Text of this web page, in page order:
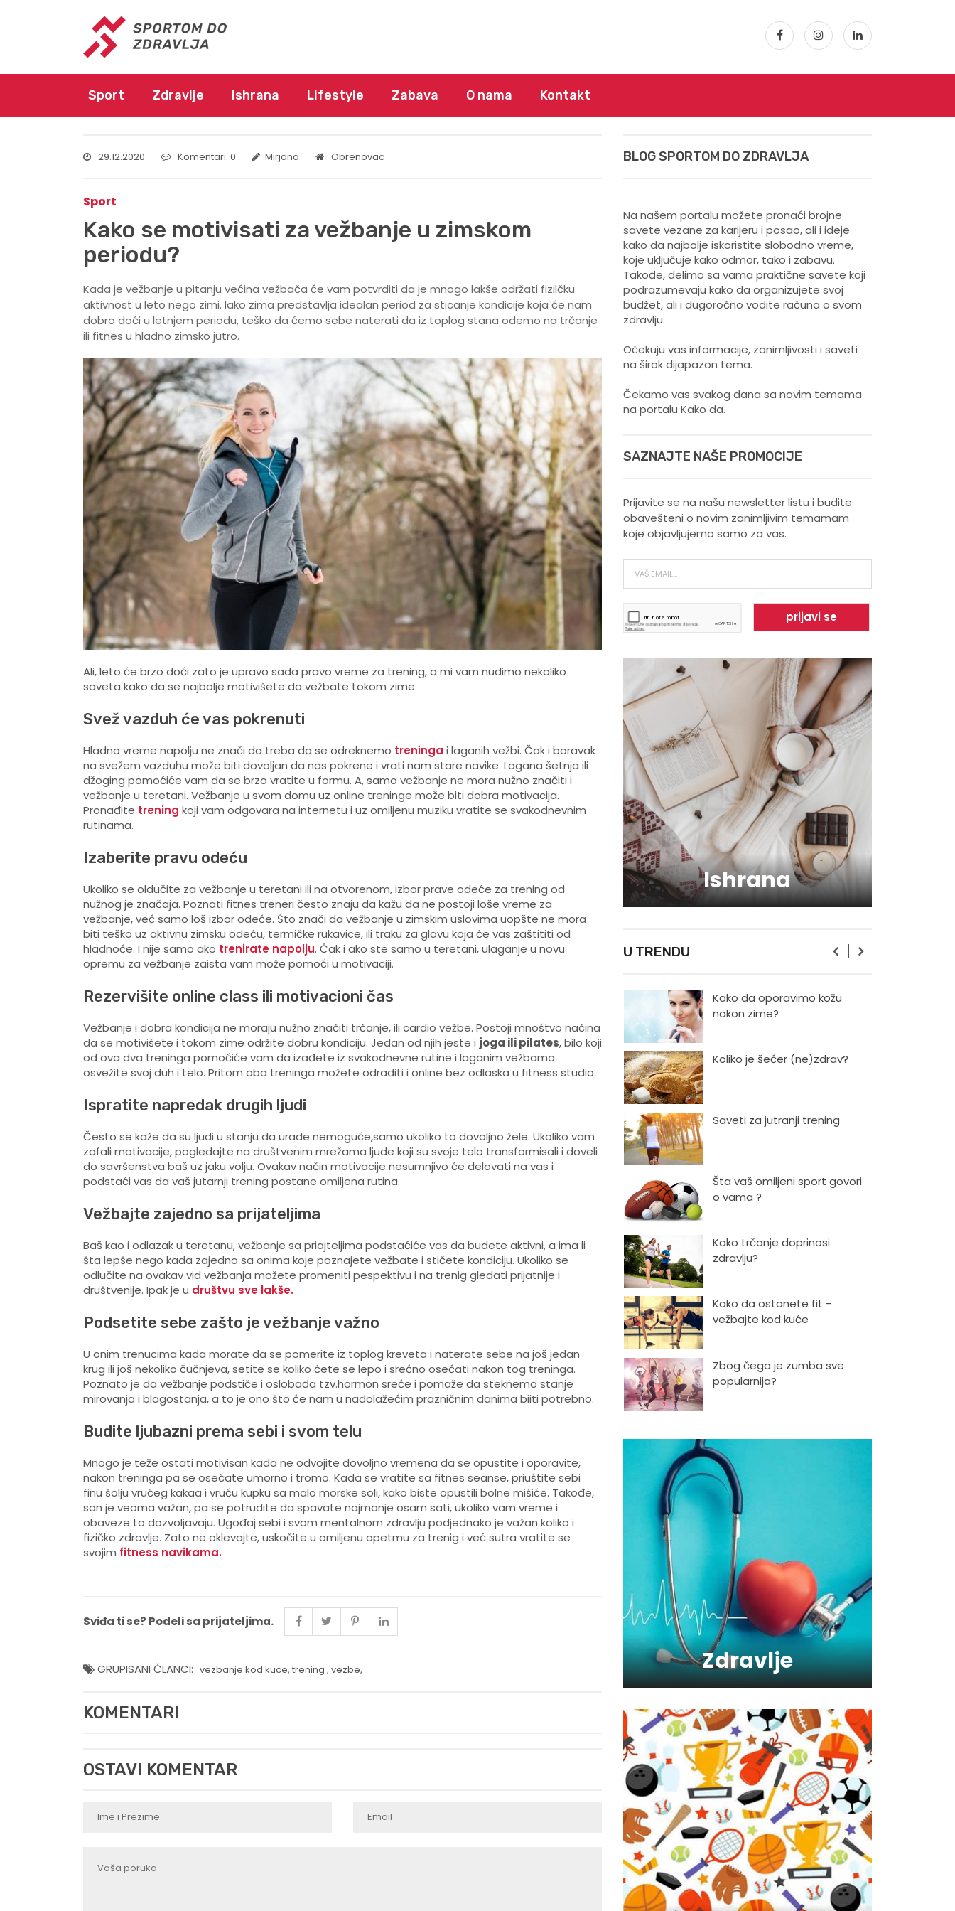
Sport Zdravlje Ishrana Lifestyle Zabava O nama Kontakt
29.12.2020 Komentari: 0 Mirjana Obrenovac
Sport
Kako se motivisati za vežbanje u zimskom
periodu?
Kada je vežbanje u pitanju većina vežbača će vam potvrditi da je mnogo lakše održati fizilčku
aktivnost u leto nego zimi. Iako zima predstavlja idealan period za sticanje kondicije koja će nam
dobro doći u letnjem periodu, teško da ćemo sebe naterati da iz toplog stana odemo na trčanje
ili fitnes u hladno zimsko jutro.
Ali, leto će brzo doći zato je upravo sada pravo vreme za trening, a mi vam nudimo nekoliko
saveta kako da se najbolje motivišete da vežbate tokom zime.
Svež vazduh će vas pokrenuti
Hladno vreme napolju ne znači da treba da se odreknemo treninga i laganih vežbi. Čak i boravak
na svežem vazduhu može biti dovoljan da nas pokrene i vrati nam stare navike. Lagana šetnja ili
džoging pomoćiće vam da se brzo vratite u formu. A, samo vežbanje ne mora nužno značiti i
vežbanje u teretani. Vežbanje u svom domu uz online treninge može biti dobra motivacija.
Pronađite trening koji vam odgovara na internetu i uz omiljenu muziku vratite se svakodnevnim
rutinama.
Izaberite pravu odeću
Ukoliko se oldučite za vežbanje u teretani ili na otvorenom, izbor prave odeće za trening od
nužnog je značaja. Poznati fitnes treneri često znaju da kažu da ne postoji loše vreme za
vežbanje, već samo loš izbor odeće. Što znači da vežbanje u zimskim uslovima uopšte ne mora
biti teško uz aktivnu zimsku odeću, termičke rukavice, ili traku za glavu koja će vas zaštititi od
hladnoće. I nije samo ako trenirate napolju. Čak i ako ste samo u teretani, ulaganje u novu
opremu za vežbanje zaista vam može pomoći u motivaciji.
Rezervišite online class ili motivacioni čas
Vežbanje i dobra kondicija ne moraju nužno značiti trčanje, ili cardio vežbe. Postoji mnoštvo načina
da se motivišete i tokom zime održite dobru kondiciju. Jedan od njih jeste i joga ili pilates, bilo koji
od ova dva treninga pomoćiće vam da izađete iz svakodnevne rutine i laganim vežbama
osvežite svoj duh i telo. Pritom oba treninga možete odraditi i online bez odlaska u fitness studio.
Ispratite napredak drugih ljudi
Često se kaže da su ljudi u stanju da urade nemoguće,samo ukoliko to dovoljno žele. Ukoliko vam
zafali motivacije, pogledajte na društvenim mrežama ljude koji su svoje telo transformisali i doveli
do savršenstva baš uz jaku volju. Ovakav način motivacije nesumnjivo će delovati na vas i
podstaći vas da vaš jutarnji trening postane omiljena rutina.
Vežbajte zajedno sa prijateljima
Baš kao i odlazak u teretanu, vežbanje sa priajteljima podstaćiće vas da budete aktivni, a ima li
šta lepše nego kada zajedno sa onima koje poznajete vežbate i stičete kondiciju. Ukoliko se
odlučite na ovakav vid vežbanja možete promeniti pespektivu i na trenig gledati prijatnije i
društvenije. Ipak je u društvu sve lakše.
Podsetite sebe zašto je vežbanje važno
U onim trenucima kada morate da se pomerite iz toplog kreveta i naterate sebe na još jedan
krug ili još nekoliko čučnjeva, setite se koliko ćete se lepo i srećno osećati nakon tog treninga.
Poznato je da vežbanje podstiče i oslobađa tzv.hormon sreće i pomaže da steknemo stanje
mirovanja i blagostanja, a to je ono što će nam u nadolažećim prazničnim danima biiti potrebno.
Budite ljubazni prema sebi i svom telu
Mnogo je teže ostati motivisan kada ne odvojite dovoljno vremena da se opustite i oporavite,
nakon treninga pa se osećate umorno i tromo. Kada se vratite sa fitnes seanse, priuštite sebi
finu šolju vrućeg kakaa i vruću kupku sa malo morske soli, kako biste opustili bolne mišiće. Takođe,
san je veoma važan, pa se potrudite da spavate najmanje osam sati, ukoliko vam vreme i
obaveze to dozvoljavaju. Ugođaj sebi i svom mentalnom zdravlju podjednako je važan koliko i
fizičko zdravlje. Zato ne oklevajte, uskočite u omiljenu opetmu za trenig i već sutra vratite se
svojim fitness navikama.
Sviđa ti se? Podeli sa prijateljima.
GRUPISANI ČLANCI: vezbanje kod kuce, trening , vezbe,
KOMENTARI
OSTAVI KOMENTAR
BLOG SPORTOM DO ZDRAVLJA
Na našem portalu možete pronaći brojne
savete vezane za karijeru i posao, ali i ideje
kako da najbolje iskoristite slobodno vreme,
koje uključuje kako odmor, tako i zabavu.
Takođe, delimo sa vama praktične savete koji
podrazumevaju kako da organizujete svoj
budžet, ali i dugoročno vodite računa o svom
zdravlju.
Očekuju vas informacije, zanimljivosti i saveti
na širok dijapazon tema.
Čekamo vas svakog dana sa novim temama
na portalu Kako da.
SAZNAJTE NAŠE PROMOCIJE
Prijavite se na našu newsletter listu i budite
obavešteni o novim zanimljivim temamam
koje objavljujemo samo za vas.
Ishrana
U TRENDU
o vama ?
Kako trčanje doprinosi
Kako da ostanete fit -
vežbajte kod kuće
Zbog čega je zumba sve
popularnija?
Mitovi o zdravoj hrani
Skijanje pa plivanje, idealne
aktivnosti na raspustu u
Sloveniji
Kako da oporavimo kožu
nakon zime?
Koliko je šećer (ne)zdrav?
Saveti za jutranji trening
Šta vaš omiljeni sport govori
o vama ?
Kako trčanje doprinosi
zdravlju?
Kako da ostanete fit -
vežbajte kod kuće
Zbog čega je zumba sve
popularnija?
Skijanje pa plivanje, idealne
aktivnosti na raspustu u
Sloveniji
Ishrana profesionalnih
sportista
Kako da oporavimo kožu
nakon zime?
Koliko je šećer (ne)zdrav?
Saveti za jutranji trening
Šta vaš omiljeni sport govori
o vama ?
Kako trčanje doprinosi
zdravlju?
Zdravlje